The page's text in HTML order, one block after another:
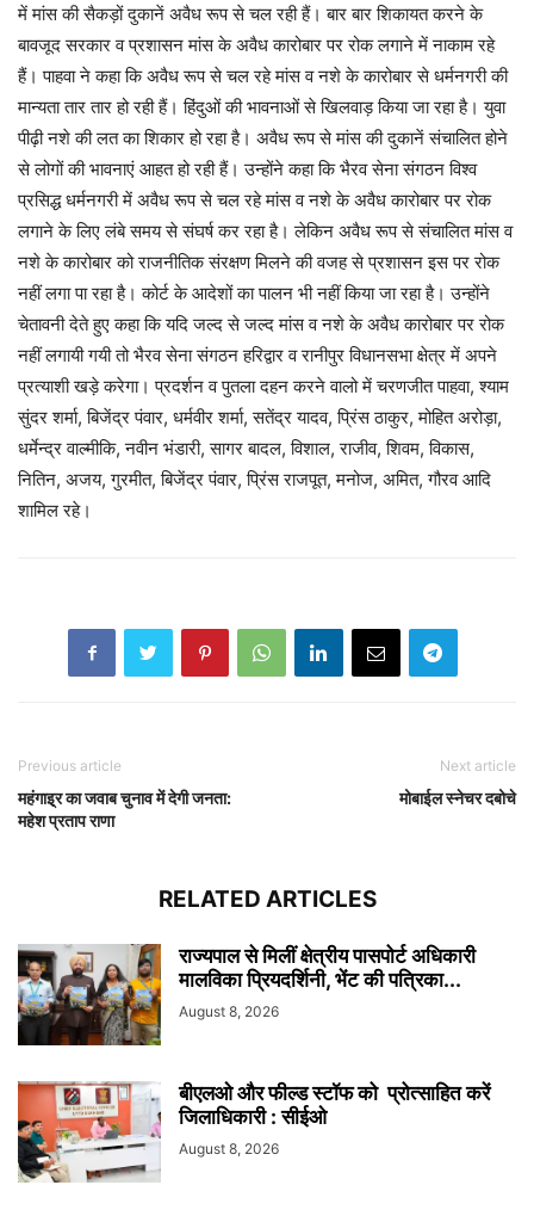
में मांस की सैकड़ों दुकानें अवैध रूप से चल रही हैं। बार बार शिकायत करने के
बावजूद सरकार व प्रशासन मांस के अवैध कारोबार पर रोक लगाने में नाकाम रहे
हैं। पाहवा ने कहा कि अवैध रूप से चल रहे मांस व नशे के कारोबार से धर्मनगरी की
मान्यता तार तार हो रही हैं। हिंदुओं की भावनाओं से खिलवाड़ किया जा रहा है। युवा
पीढ़ी नशे की लत का शिकार हो रहा है। अवैध रूप से मांस की दुकानें संचालित होने
से लोगों की भावनाएं आहत हो रही हैं। उन्होंने कहा कि भैरव सेना संगठन विश्व
प्रसिद्ध धर्मनगरी में अवैध रूप से चल रहे मांस व नशे के अवैध कारोबार पर रोक
लगाने के लिए लंबे समय से संघर्ष कर रहा है। लेकिन अवैध रूप से संचालित मांस व
नशे के कारोबार को राजनीतिक संरक्षण मिलने की वजह से प्रशासन इस पर रोक
नहीं लगा पा रहा है। कोर्ट के आदेशों का पालन भी नहीं किया जा रहा है। उन्होंने
चेतावनी देते हुए कहा कि यदि जल्द से जल्द मांस व नशे के अवैध कारोबार पर रोक
नहीं लगायी गयी तो भैरव सेना संगठन हरिद्वार व रानीपुर विधानसभा क्षेत्र में अपने
प्रत्याशी खड़े करेगा। प्रदर्शन व पुतला दहन करने वालो में चरणजीत पाहवा, श्याम
सुंदर शर्मा, बिजेंद्र पंवार, धर्मवीर शर्मा, सतेंद्र यादव, प्रिंस ठाकुर, मोहित अरोड़ा,
धर्मेन्द्र वाल्मीकि, नवीन भंडारी, सागर बादल, विशाल, राजीव, शिवम, विकास,
नितिन, अजय, गुरमीत, बिजेंद्र पंवार, प्रिंस राजपूत, मनोज, अमित, गौरव आदि
शामिल रहे।
Previous article
महंगाइ्र का जवाब चुनाव में देगी जनता:
महेश प्रताप राणा
Next article
मोबाईल स्नेचर दबोचे
RELATED ARTICLES
राज्यपाल से मिलीं क्षेत्रीय पासपोर्ट अधिकारी
मालविका प्रियदर्शिनी, भेंट की पत्रिका...
August 8, 2026
बीएलओ और फील्ड स्टॉफ को प्रोत्साहित करें
जिलाधिकारी : सीईओ
August 8, 2026